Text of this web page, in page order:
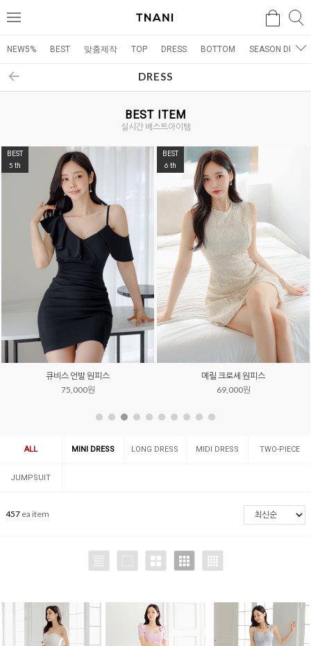
메
검색
NEW5% BEST 맞춤제작 TOP DRESS BOTTOM SEASON DRESS
DRESS
BEST ITEM
실시간 베스트아이템
BEST
5 th
큐비스 언발 원피스
75,000원
BEST
6 th
메릴 크로셰 원피스
69,000원
ALL MINI DRESS LONG DRESS MIDI DRESS TWO-PIECE
JUMPSUIT
457 ea item